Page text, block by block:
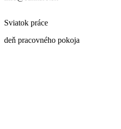
Sviatok práce
deň pracovného pokoja